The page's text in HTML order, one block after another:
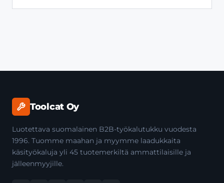
Toolcat Oy
Luotettava suomalainen B2B-työkalutukku vuodesta
1996. Tuomme maahan ja myymme laadukkaita
käsityökaluja yli 45 tuotemerkiltä ammattilaisille ja
jälleenmyyjille.